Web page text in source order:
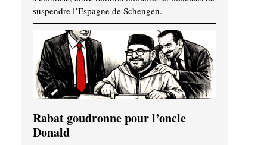
suspendre l’Espagne de Schengen.
Rabat goudronne pour l’oncle
Donald